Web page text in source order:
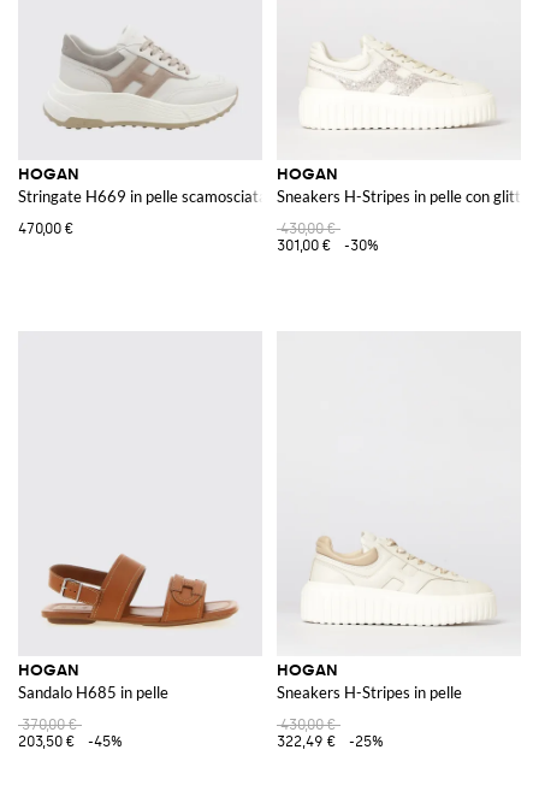
HOGAN
Stringate H669 in pelle scamosciata e liscia con suola chunky e logo H a
470,00 €
HOGAN
Sneakers H-Stripes in pelle con glitter
430,00 €
301,00 €
-30%
HOGAN
Sandalo H685 in pelle
370,00 €
203,50 €
-45%
HOGAN
Sneakers H-Stripes in pelle
430,00 €
322,49 €
-25%